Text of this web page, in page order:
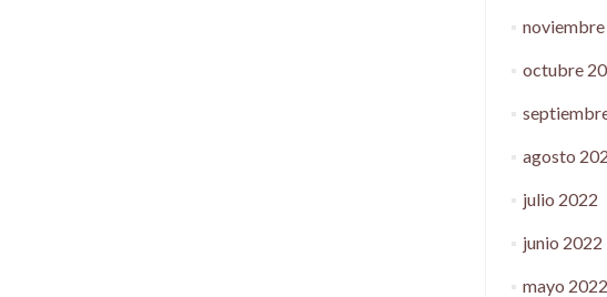
octubre
agosto
julio 2022
junio 2022
mayo 2022